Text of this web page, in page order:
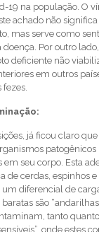
19 na população. O
achado não
mas serve como
Por outro
deficiente não
em outros
já ficou claro
seu corpo. Esta
de cerdas, espinhos
diferencial de
são
tanto
onde estes